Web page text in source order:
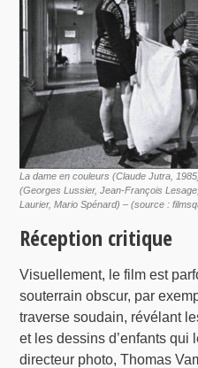
La dame en couleurs (Claude Jutra,
(Georges Lussier, Jean-François
Laurier, Mario Spénard) – (source :
Réception critique
Visuellement, le film est
souterrain obscur, par
traverse soudain, révélant
et les dessins d’enfants qui
directeur photo, Thomas